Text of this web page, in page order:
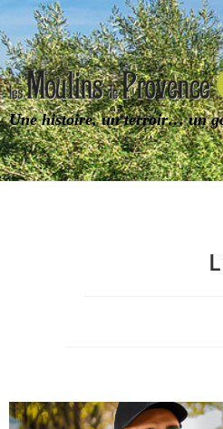
Une histoire, un terroir… un